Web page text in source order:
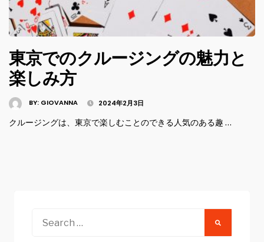
東京でのクルージングの魅力と
楽しみ方
BY: GIOVANNA 2024年2月3日
クルージングは、東京で楽しむことのできる人気のある趣 …
Search